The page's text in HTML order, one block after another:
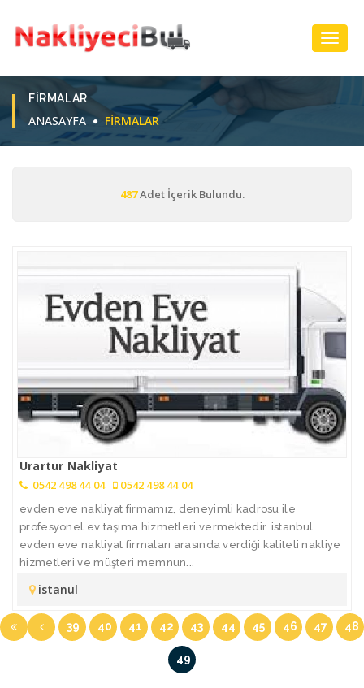
FIRMALAR
ANASAYFA FIRMALAR
487Adet İçerik Bulundu.
Urartur Nakliyat
0542 498 44 04 0542 498 44 04
evden eve nakliyat firmamız, deneyimli kadrosu ile
profesyonel ev taşıma hizmetleri vermektedir. istanbul
evden eve nakliyat firmaları arasında verdiği kaliteli nakliye
hizmetleri ve müşteri memnun...
istanul
39 40 41 42 43 44 45 46 47 48
49